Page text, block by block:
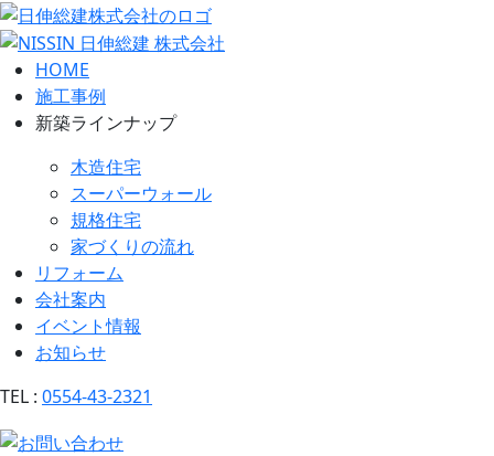
HOME
施工事例
新築ラインナップ
木造住宅
スーパーウォール
規格住宅
家づくりの流れ
リフォーム
会社案内
イベント情報
お知らせ
TEL : 0554-43-2321